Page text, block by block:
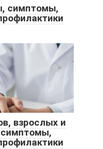
симптомы,
взрослых и